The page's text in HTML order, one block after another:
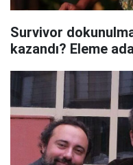
Survivor
kazandı? Eleme